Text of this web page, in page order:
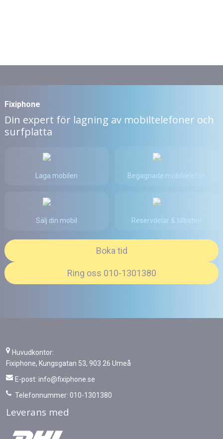
Fixiphone
Din expert för lagning av mobiltelefoner och
surfplatta
Laga mobilen Begagnade mobiltelefon
Sälj din mobil Reservdelar & tillbehör
Boka tid
Ring oss 010-1301380
Huvudkontor:
Fixiphone, Kungsgatan 53, 903 26 Umeå
E-post: info@fixiphone.se
Telefonnummer: 010-1301380
Leverans med